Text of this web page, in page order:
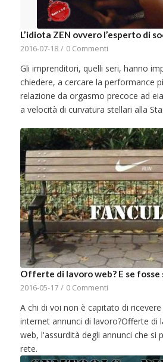
L’idiota ZEN ovvero l’esperto di
2016-07-18 / 0 Commenti
Gli imprenditori, quelli seri, hanno
chiedere, a cercare la performance
relazione da orgasmo precoce ad
a velocità di curvatura stellari alla
Offerte di lavoro web? E se fosse
2016-05-17 / 0 Commenti
A chi di voi non è capitato di
internet annunci di lavoro?Offerte di
web, l'assurdità degli annunci che si
rete.